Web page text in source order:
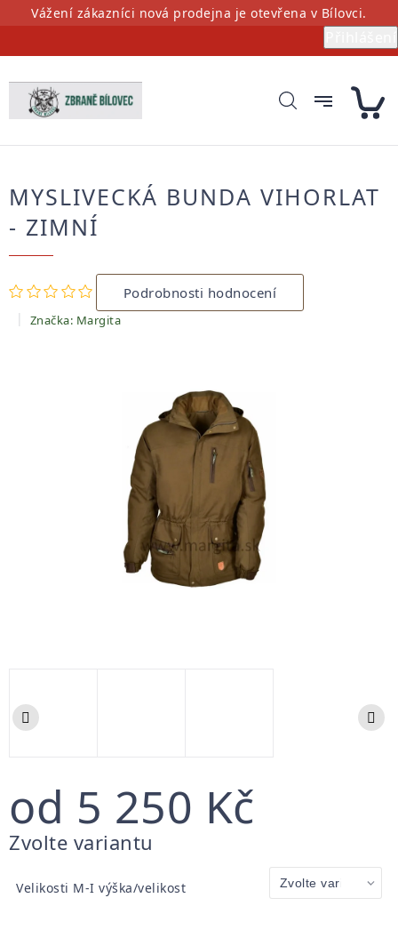
PřejítVážení zákazníci nová prodejna je otevřena v Bílovci.
MYSLIVECKÁ BUNDA VIHORLAT
- ZIMNÍ
Průměrné
hodnocení
produktu
je
Podrobnosti hodnocení
Značka: Margita
od 5 250 Kč
Měrná
Zvolte variantu
Velikosti M-I výška/velikost